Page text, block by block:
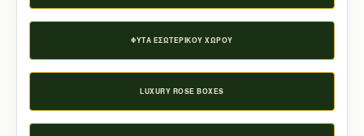
ΦΥΤΆ ΕΣΩΤΕΡΙΚΟΎ ΧΏΡΟΥ
LUXURY ROSE BOXES